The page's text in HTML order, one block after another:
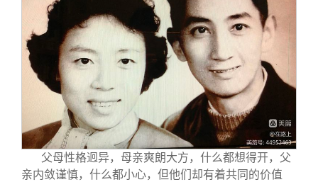
父母性格迥异，母亲爽朗大方，什么都想得开，父
亲内敛谨慎，什么都小心，但他们却有着共同的价值